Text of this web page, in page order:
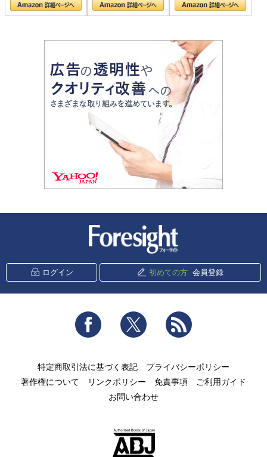
ログイン 初めての方 会員登録
Facebook Twitter
特定商取引法に基づく表記
プライバシーポリシー
著作権について
リンクポリシー 免責事項
ご利用ガイド
お問い合わせ